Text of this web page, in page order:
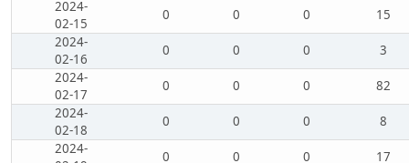
2024-
02-15
0 0 0
15
2024-
02-16
0 0 0
3
2024-
02-17
0 0 0
82
2024-
02-18
0 0 0
8
2024-
0 0 0
17